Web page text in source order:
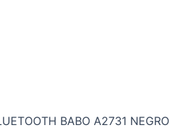
BABO A2731 NEGRO